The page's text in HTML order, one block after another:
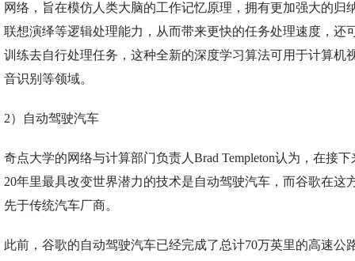
网络，旨在模仿人类大脑的工作记忆原理，拥有更加强大的归
联想演绎等逻辑处理能力，从而带来更快的任务处理速度，还
训练去自行处理任务，这种全新的深度学习算法可用于计算机
音识别等领域。
2）自动驾驶汽车
奇点大学的网络与计算部门负责人Brad Templeton认为，在接下
20年里最具改变世界潜力的技术是自动驾驶汽车，而谷歌在这
先于传统汽车厂商。
此前，谷歌的自动驾驶汽车已经完成了总计70万英里的高速公